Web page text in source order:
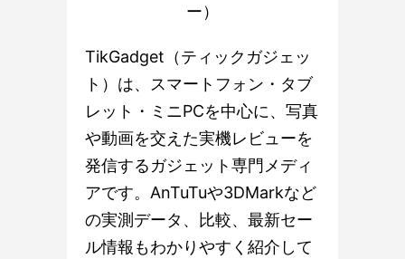
ー）
TikGadget（ティックガジェッ
ト）は、スマートフォン・タブ
レット・ミニPCを中心に、写真
や動画を交えた実機レビューを
発信するガジェット専門メディ
アです。AnTuTuや3DMarkなど
の実測データ、比較、最新セー
ル情報もわかりやすく紹介して